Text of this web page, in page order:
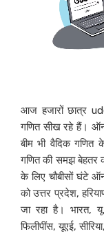
आज हजारों छात्र
गणित सीख रहे हैं।
बीम भी वैदिक गणित
गणित की समझ बेहतर
के लिए चौबीसों घंटे
को उत्तर प्रदेश,
जा रहा है। भारत,
फिलीपींस, यूएई,